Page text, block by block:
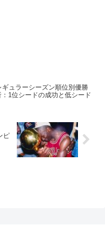
ギュラーシーズン順位別優勝
：1位シードの成功と低シード
ピ